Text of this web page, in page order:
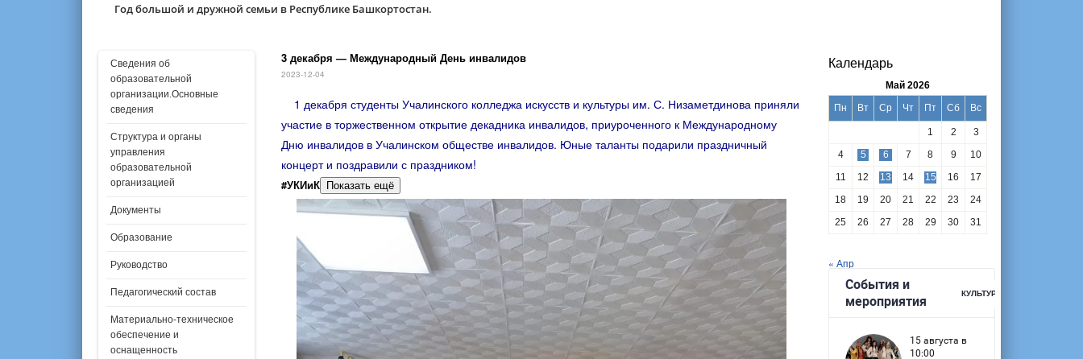
Год большой и дружной семьи в Республике Башкортостан.
Сведения об
образовательной
организации.Основные
сведения
Структура и органы
управления
образовательной
организацией
Документы
Образование
Руководство
Педагогический состав
Материально-техническое
обеспечение и
оснащенность
3 декабря — Международный День инвалидов
2023-12-04
1 декабря студенты Учалинского колледжа искусств и культуры им. С. Низаметдинова приняли
участие в торжественном открытие декадника инвалидов, приуроченного к Международному
Дню инвалидов в Учалинском обществе инвалидов. Юные таланты подарили праздничный
концерт и поздравили с праздником!
#УКИиК Показать ещё
Календарь
Май 2026
Пн
Вт Ср Чт Пт Сб Вс
1 2
3
4
5 6 7 8 9
10
11
12 13 14 15 16
17
18
19 20 21 22 23
24
25
26 27 28 29 30 31
« Апр